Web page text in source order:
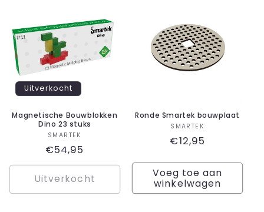
Uitverkocht
Magnetische Bouwblokken
Dino 23 stuks
Verkoper:
SMARTEK
Normale
prijs
€54,95
Uitverkocht
Ronde Smartek bouwplaat
Verkoper:
SMARTEK
Normale
€12,95
Voeg toe aan
winkelwagen